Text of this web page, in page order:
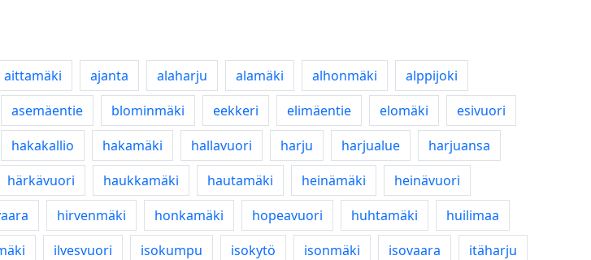
aittamäki ajanta alaharju alamäki alhonmäki
alppijoki
asemäentie blominmäki eekkeri elimäentie elomäki
esivuori
hakakallio hakamäki hallavuori harju harjualue
harjuansa
härkävuori haukkamäki hautamäki heinämäki
heinävuori
hirvenmäki honkamäki hopeavuori huhtamäki
huilimaa
ilvesvuori isokumpu isokytö isonmäki isovaara
itäharju